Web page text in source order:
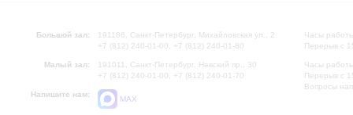
Большой зал:
191186, Санкт-Петербург, Михайловская ул., 2
+7 (812) 240-01-00, +7 (812) 240-01-80
Малый зал:
191011, Санкт-Петербург, Невский пр., 30
+7 (812) 240-01-00, +7 (812) 240-01-70
Напишите нам:
MAX
Часы
Перерыв с
Часы
Перерыв с
Вопросы